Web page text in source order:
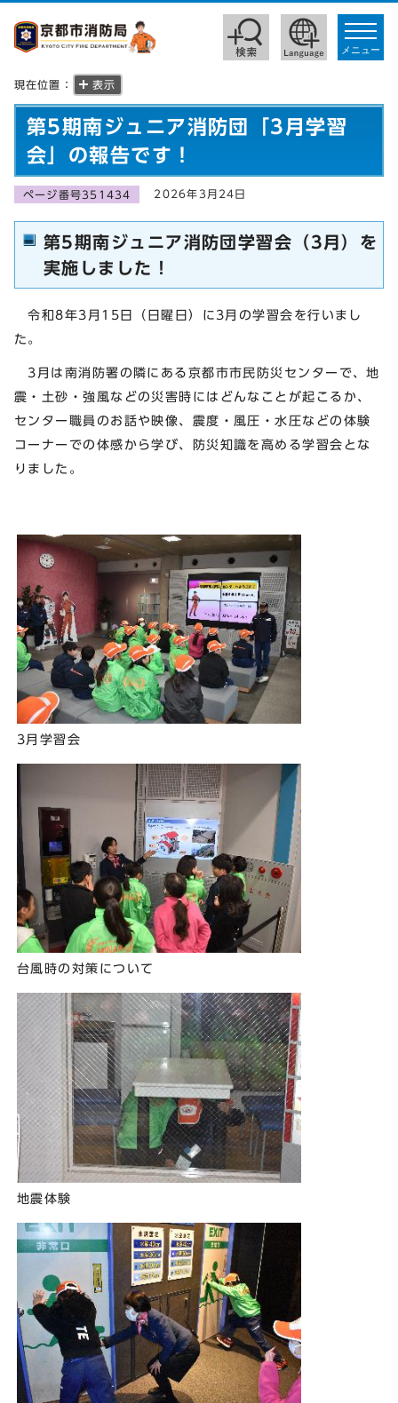
toggle
メニュー
現在位置： 表示
第5期南ジュニア消防団「3月学習
会」の報告です！
ページ番号351434 2026年3月24日
第5期南ジュニア消防団学習会（3月）を
実施しました！
令和8年3月15日（日曜日）に3月の学習会を行いまし
た。
3月は南消防署の隣にある京都市市民防災センターで、地
震・土砂・強風などの災害時にはどんなことが起こるか、
センター職員のお話や映像、震度・風圧・水圧などの体験
コーナーでの体感から学び、防災知識を高める学習会とな
りました。
3月学習会
台風時の対策について
地震体験